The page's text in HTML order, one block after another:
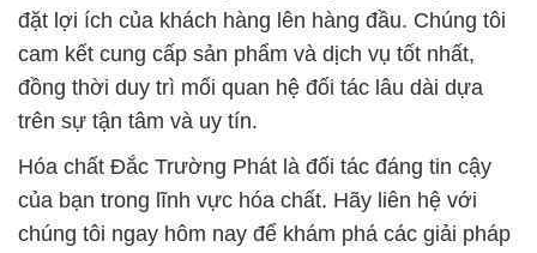
đặt lợi ích của khách hàng lên hàng đầu. Chúng tôi
cam kết cung cấp sản phẩm và dịch vụ tốt nhất,
đồng thời duy trì mối quan hệ đối tác lâu dài dựa
trên sự tận tâm và uy tín.
Hóa chất Đắc Trường Phát là đối tác đáng tin cậy
của bạn trong lĩnh vực hóa chất. Hãy liên hệ với
chúng tôi ngay hôm nay để khám phá các giải pháp